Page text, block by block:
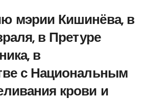
мэрии Кишинёва, в
в Претуре
в
с Национальным
крови и